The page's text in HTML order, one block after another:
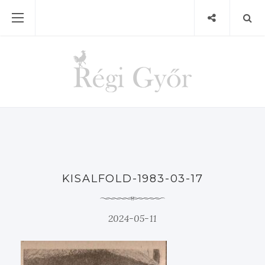
KISALFOLD-1983-03-17
2024-05-11